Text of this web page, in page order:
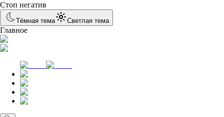
Стоп негатив
Тёмная тема Светлая тема
Главное